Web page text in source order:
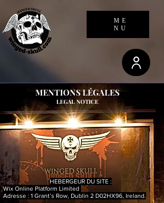
ME
NU
MENTIONS LÉGALES
LEGAL NOTICE
HEBERGEUR DU SITE :
Wix Online Platform Limited
Adresse : 1 Grant’s Row, Dublin 2 D02HX96, Ireland.